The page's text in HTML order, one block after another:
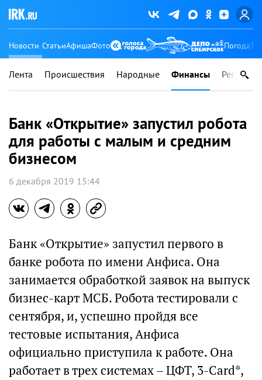
Новости СтатьиАфишаФото Погода
Лента Происшествия Народные Финансы Регионы
Банк «Открытие» запустил робота
для работы с малым и средним
бизнесом
6 декабря 2019 15:44
Банк «Открытие» запустил первого в
банке робота по имени Анфиса. Она
занимается обработкой заявок на выпуск
бизнес-карт МСБ. Робота тестировали с
сентября, и, успешно пройдя все
тестовые испытания, Анфиса
официально приступила к работе. Она
работает в трех системах – ЦФТ, 3-Card*,